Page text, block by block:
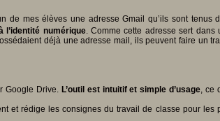
de mes élèves une adresse Gmail qu’ils sont
l’identité numérique. Comme cette adresse sert dans
déjà une adresse mail, ils peuvent faire un
Google Drive. L’outil est intuitif et simple d’usage, ce
et rédige les consignes du travail de classe pour les